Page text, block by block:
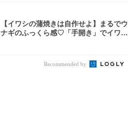
【イワシの蒲焼きは自作せよ】まるでウ
ナギのふっくら感♡「手開き」でイワシ
Recommended by